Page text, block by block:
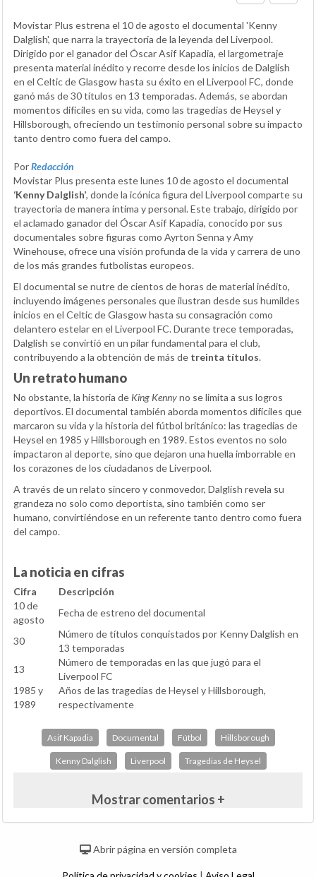
Movistar Plus estrena el 10 de agosto el documental 'Kenny
Dalglish', que narra la trayectoria de la leyenda del Liverpool.
Dirigido por el ganador del Óscar Asif Kapadia, el largometraje
presenta material inédito y recorre desde los inicios de Dalglish
en el Celtic de Glasgow hasta su éxito en el Liverpool FC, donde
ganó más de 30 títulos en 13 temporadas. Además, se abordan
momentos difíciles en su vida, como las tragedias de Heysel y
Hillsborough, ofreciendo un testimonio personal sobre su impacto
tanto dentro como fuera del campo.
PorRedacción
Movistar Plus presenta este lunes 10 de agosto el documental
‘Kenny Dalglish’, donde la icónica figura del Liverpool comparte su
trayectoria de manera íntima y personal. Este trabajo, dirigido por
el aclamado ganador del Óscar Asif Kapadia, conocido por sus
documentales sobre figuras como Ayrton Senna y Amy
Winehouse, ofrece una visión profunda de la vida y carrera de uno
de los más grandes futbolistas europeos.
El documental se nutre de cientos de horas de material inédito,
incluyendo imágenes personales que ilustran desde sus humildes
inicios en el Celtic de Glasgow hasta su consagración como
delantero estelar en el Liverpool FC. Durante trece temporadas,
Dalglish se convirtió en un pilar fundamental para el club,
contribuyendo a la obtención de más de treinta títulos.
Un retrato humano
No obstante, la historia de King Kennyno se limita a sus logros
deportivos. El documental también aborda momentos difíciles que
marcaron su vida y la historia del fútbol británico: las tragedias de
Heysel en 1985 y Hillsborough en 1989. Estos eventos no solo
impactaron al deporte, sino que dejaron una huella imborrable en
los corazones de los ciudadanos de Liverpool.
A través de un relato sincero y conmovedor, Dalglish revela su
grandeza no solo como deportista, sino también como ser
humano, convirtiéndose en un referente tanto dentro como fuera
del campo.
La noticia en cifras
Cifra
Descripción
10 de
agosto
Fecha de estreno del documental
30
Número de títulos conquistados por Kenny Dalglish en
13 temporadas
13
Número de temporadas en las que jugó para el
Liverpool FC
1985 y
1989
Años de las tragedias de Heysel y Hillsborough,
respectivamente
Asif Kapadia Documental Fútbol Hillsborough
Kenny Dalglish Liverpool Tragedias de Heysel
Mostrar comentarios +
Abrir página en versión completa